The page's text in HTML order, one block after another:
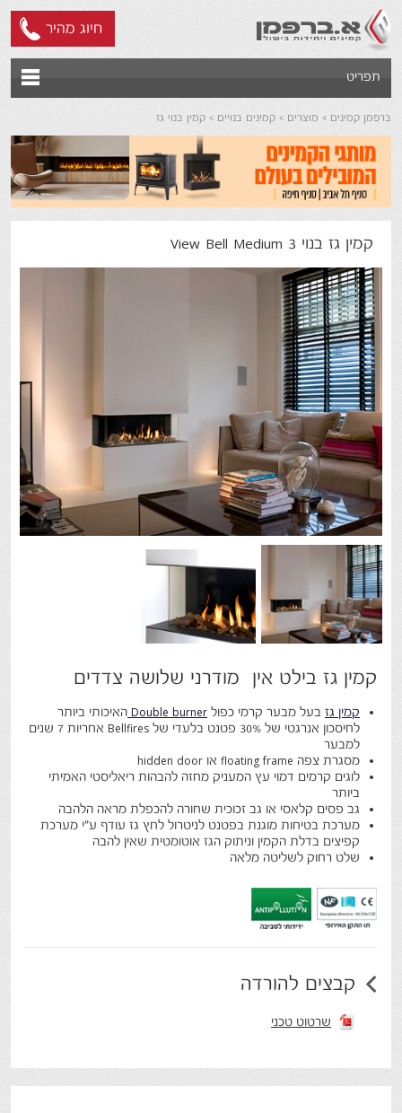
חיוג מהיר
תפריט
ברפמן קמינים מוצרים קמינים בנויים קמין בנוי גז
קמין גז בנוי View Bell Medium 3
קמין גז בילט אין מודרני שלושה צדדים
קמין גז בעל מבער קרמי כפול Double burner האיכותי ביותר
לחיסכון אנרגטי של 30% פטנט בלעדי של Bellfires אחריות 7 שנים
למבער
מסגרת צפה floating frame או hidden door
לוגים קרמים דמוי עץ המעניק מחזה להבהות ריאליסטי האמיתי
ביותר
גב פסים קלאסי או גב זכוכית שחורה להכפלת מראה הלהבה
מערכת בטיחות מוגנת בפטנט לניטרול לחץ גז עודף ע"י מערכת
קפיצים בדלת הקמין וניתוק הגז אוטומטית שאין להבה
שלט רחוק לשליטה מלאה
קבצים להורדה
שרטוט טכני